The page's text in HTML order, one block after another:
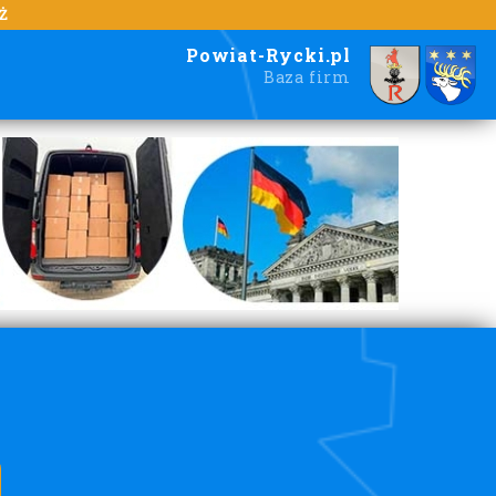
Powiat-Rycki.pl
Baza firm